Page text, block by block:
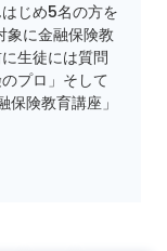
じめ5名の方を
象に金融保険教
生徒には質問
プロ」そして
保険教育講座」